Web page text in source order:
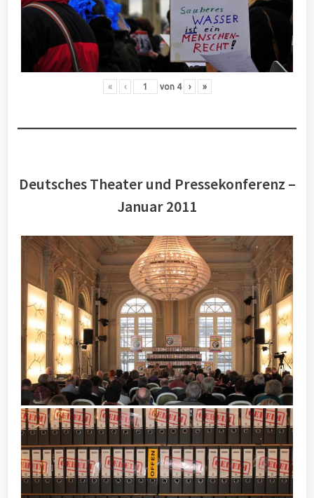
« ‹ von 4 › »
Deutsches Theater und Pressekonferenz –
Januar 2011